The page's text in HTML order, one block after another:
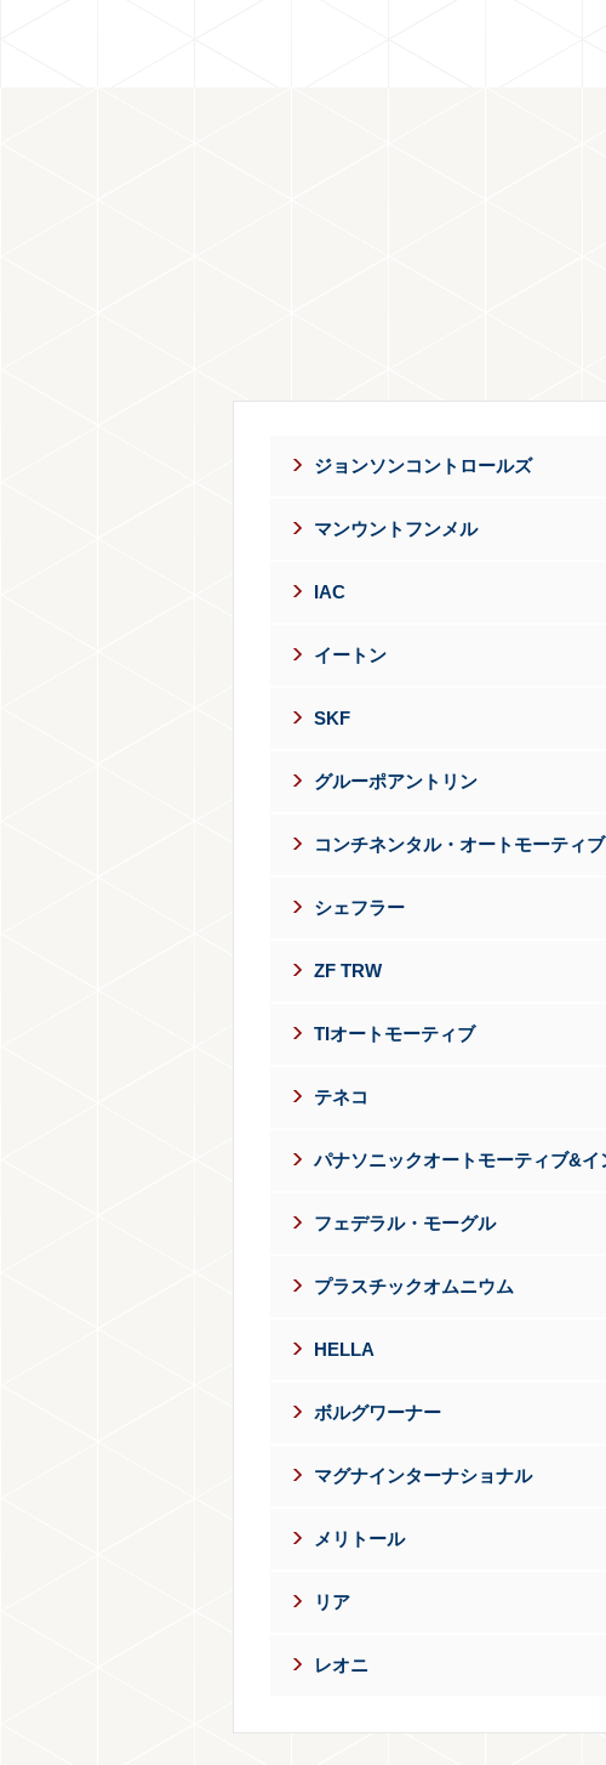
ジョンソンコントロールズ
マンウントフンメル
IAC
イートン
SKF
グルーポアントリン
コンチネンタル・オートモーティブ
シェフラー
ZF TRW
TIオートモーティブ
テネコ
フェデラル・モーグル
プラスチックオムニウム
HELLA
ボルグワーナー
マグナインターナショナル
メリトール
リア
レオニ